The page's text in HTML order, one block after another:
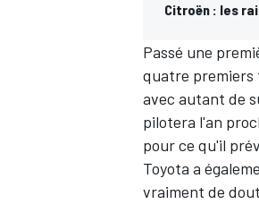
Citroën : les
Passé une
quatre premiers
avec autant de
pilotera l'an
pour ce qu'il
Toyota a
vraiment de